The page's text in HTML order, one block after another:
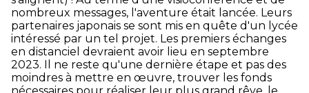
nombreux messages, l'aventure était lancée. Leurs
partenaires japonais se sont mis en quête d'un lycée
intéressé par un tel projet. Les premiers échanges
en distanciel devraient avoir lieu en septembre
2023. Il ne reste qu'une dernière étape et pas des
moindres à mettre en œuvre, trouver les fonds
nécessaires pour réaliser leur plus grand rêve, le